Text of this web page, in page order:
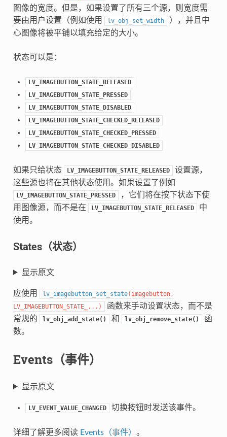
图像的宽度。但是，如果设置了所有三个源，则宽度需
要由用户设置（例如使用
lv_obj_set_width
），并且中
心图像将被平铺以填充给定的大小。
状态可以是：
LV_IMAGEBUTTON_STATE_RELEASED
LV_IMAGEBUTTON_STATE_PRESSED
LV_IMAGEBUTTON_STATE_DISABLED
LV_IMAGEBUTTON_STATE_CHECKED_RELEASED
LV_IMAGEBUTTON_STATE_CHECKED_PRESSED
LV_IMAGEBUTTON_STATE_CHECKED_DISABLED
如果只给状态 LV_IMAGEBUTTON_STATE_RELEASED
设置源，
这些源也将在其他状态使用。如果设置了例如
LV_IMAGEBUTTON_STATE_PRESSED
，它们将在按下状态下使
用图像源，而不是在
LV_IMAGEBUTTON_STATE_RELEASED
中
使用。
States（状态）
显示原文
应使用 lv_imagebutton_set_state( imagebutton,
LV_IMAGEBUTTON_STATE_
... )
函数来手动设置状态，而不是
常规的
lv_obj_add_state() 和 lv_obj_remove_state()
函
数。
Events（事件）
显示原文
LV_EVENT_VALUE_CHANGED 切换按钮时发送该事件。
详细了解更多阅读 Events（事件） 。